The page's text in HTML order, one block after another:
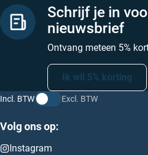
Schrijf je in
nieuwsbrief
Ontvang meteen 5%
Ik wil 5% korting
Incl. BTW Excl. BTW
Volg ons op:
Instagram